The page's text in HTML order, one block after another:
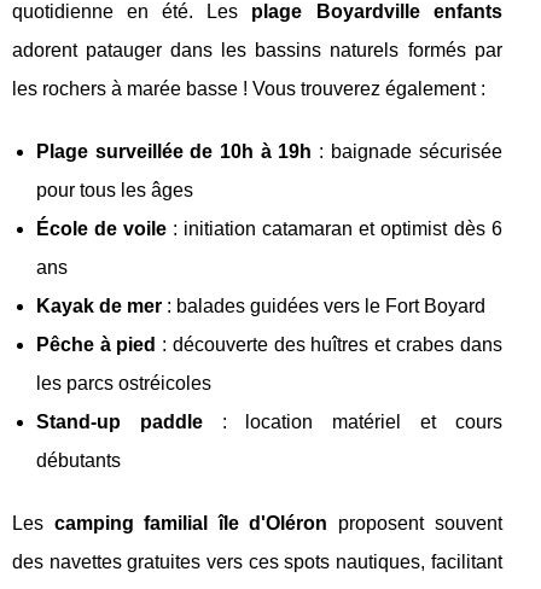
quotidienne en été. Les plage Boyardville enfants
adorent patauger dans les bassins naturels formés par
les rochers à marée basse ! Vous trouverez également :
Plage surveillée de 10h à 19h : baignade sécurisée
pour tous les âges
École de voile : initiation catamaran et optimist dès 6
ans
Kayak de mer : balades guidées vers le Fort Boyard
Pêche à pied : découverte des huîtres et crabes dans
les parcs ostréicoles
Stand-up paddle: location matériel et cours
débutants
Les camping familial île d'Oléron proposent souvent
des navettes gratuites vers ces spots nautiques, facilitant